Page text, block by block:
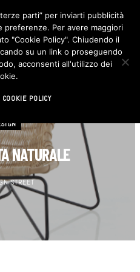
F
c
e
b
o
I
n
s
t
NATURALE
STREET
parti” per inviarti pubblicità
Per avere maggiori
"Cookie Policy". Chiudendo il
su un link o proseguendo
acconsenti all'utilizzo dei
COOKIE POLICY